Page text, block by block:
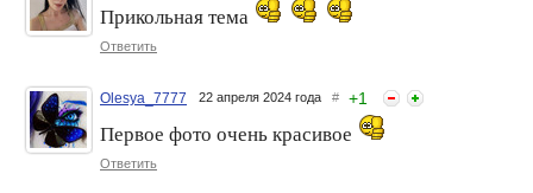
Фото флешмоб. 53 этап.
Новая тема: "Книга не мед,
Прикольная тема
Ответить
Olesya_7777 22 апреля 2024 года # +1
Первое фото очень красивое
Ответить